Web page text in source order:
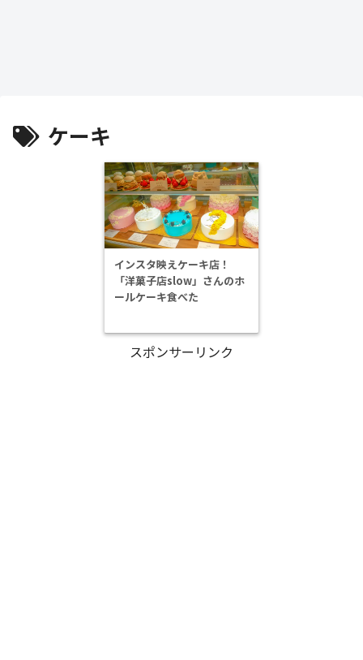
ケーキ
インスタ映えケーキ店！
「洋菓子店slow」さんのホ
ールケーキ食べた
スポンサーリンク